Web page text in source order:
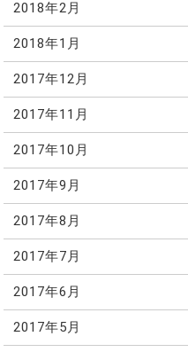
2018年2月
2018年1月
2017年12月
2017年11月
2017年10月
2017年9月
2017年8月
2017年7月
2017年6月
2017年5月